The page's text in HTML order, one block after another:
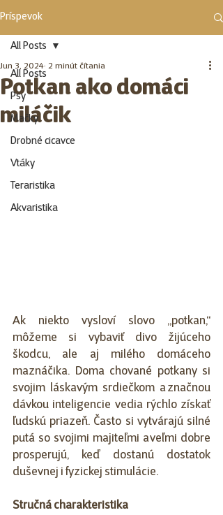
Príspevok
All Posts
Psy
Mačky
Drobné cicavce
Vtáky
Teraristika
Akvaristika
All Posts
Potkan ako domáci
miláčik
Jun 3, 2024 2 minút čítania
Ak niekto vysloví slovo „potkan,“
môžeme si vybaviť divo žijúceho
škodcu, ale aj milého domáceho
maznáčika. Doma chované potkany si
svojim láskavým srdiečkom a značnou
dávkou inteligencie vedia rýchlo získať
ľudskú priazeň. Často si vytvárajú silné
putá so svojimi majiteľmi a veľmi dobre
prosperujú, keď dostanú dostatok
duševnej i fyzickej stimulácie.
Stručná charakteristika